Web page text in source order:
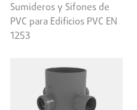
Sumideros y Sifones de
PVC para Edificios PVC EN
1253